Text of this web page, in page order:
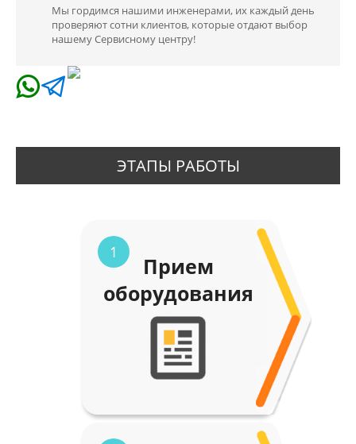
Мы гордимся нашими инженерами, их каждый день
проверяют сотни клиентов, которые отдают выбор
нашему Сервисному центру!
ЭТАПЫ РАБОТЫ
1
Прием
оборудования